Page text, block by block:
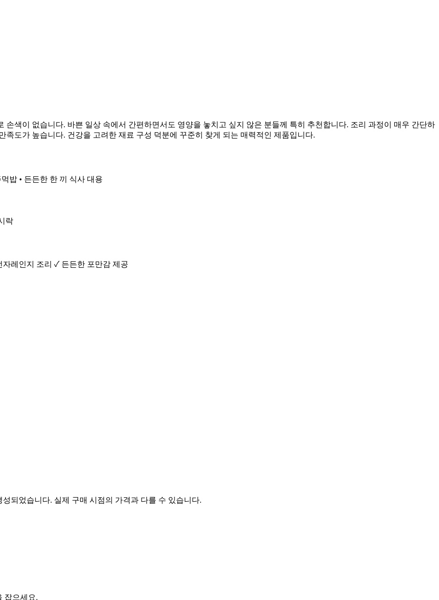
손색이 없습니다. 바쁜 일상 속에서 간편하면서도 영양을 놓치고 싶지 않은 분들께 특히 추천합니다. 조리 과정이 매우 간단하
도가 높습니다. 건강을 고려한 재료 구성 덕분에 꾸준히 찾게 되는 매력적인 제품입니다.
밥 • 든든한 한 끼 식사 대용
락
레인지 조리 ✓ 든든한 포만감 제공
되었습니다. 실제 구매 시점의 가격과 다를 수 있습니다.
잡으세요.